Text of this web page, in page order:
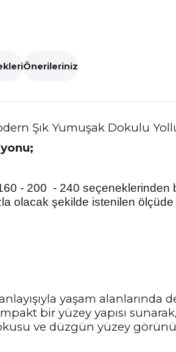
Önerileriniz
Şık Yumuşak Dokulu
- 200 - 240 seçeneklerinden
olacak şekilde istenilen ölçüde
yaşam
bir yüzey yapısı
ve düzgün yüzey